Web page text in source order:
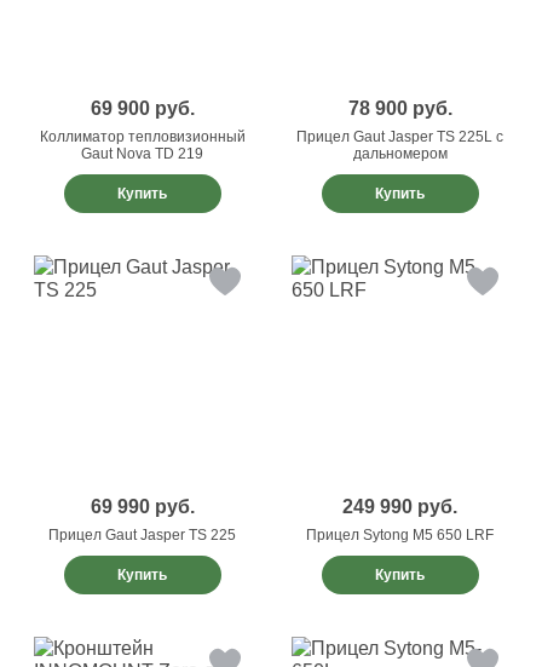
69 900 руб.
Коллиматор тепловизионный
Gaut Nova TD 219
Купить
78 900 руб.
Прицел Gaut Jasper TS 225L с
дальномером
Купить
69 990 руб.
Прицел Gaut Jasper TS 225
Купить
249 990 руб.
Прицел Sytong M5 650 LRF
Купить